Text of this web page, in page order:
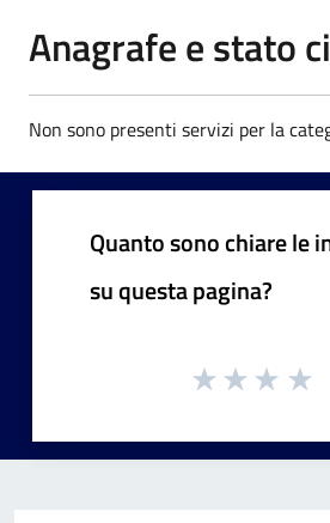
Anagrafe e stato
Non sono presenti servizi per la
Quanto sono chiare le
su questa pagina?